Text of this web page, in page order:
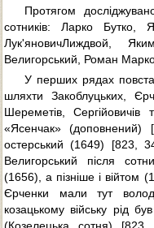
Протягом
сотників: Ларко Бутко,
Лук'яновичЛиждвой,
Велигорський, Роман
У перших рядах
шляхти Закоблуцьких,
Шереметів,
«Ясенчак» (доповнений)
остерський (1649) [823,
Велигорський після
(1656), а пізніше і війтом
Єрченки мали тут
козацькому війську рід